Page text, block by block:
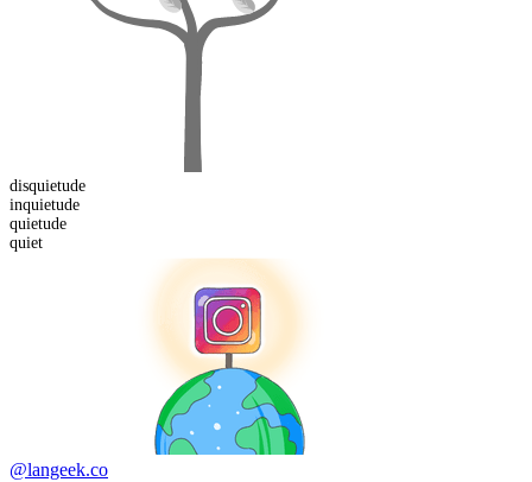
disquietude
inquietude
quietude
quiet
@langeek.co